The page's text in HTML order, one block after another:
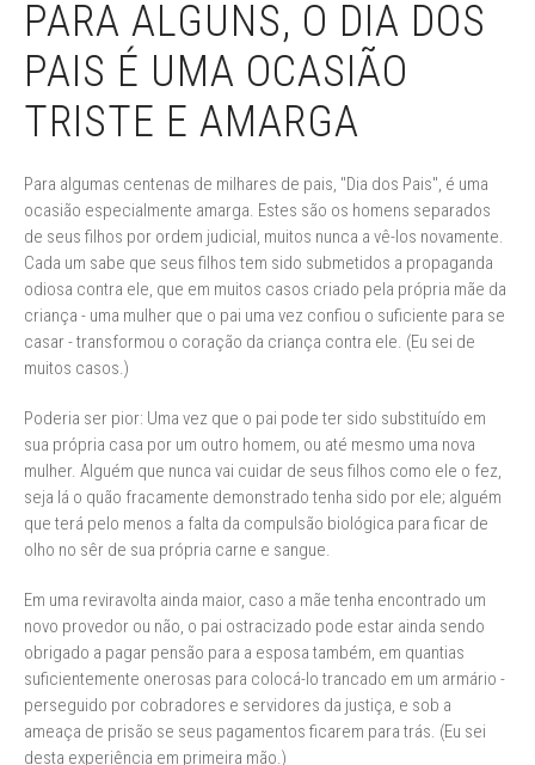
PARA ALGUNS, O DIA DOS
PAIS É UMA OCASIÃO
TRISTE E AMARGA
Para algumas centenas de milhares de pais, "Dia dos Pais", é uma
ocasião especialmente amarga. Estes são os homens separados
de seus filhos por ordem judicial, muitos nunca a vê-los novamente.
Cada um sabe que seus filhos tem sido submetidos a propaganda
odiosa contra ele, que em muitos casos criado pela própria mãe da
criança - uma mulher que o pai uma vez confiou o suficiente para se
casar - transformou o coração da criança contra ele. (Eu sei de
muitos casos.)
Poderia ser pior: Uma vez que o pai pode ter sido substituído em
sua própria casa por um outro homem, ou até mesmo uma nova
mulher. Alguém que nunca vai cuidar de seus filhos como ele o fez,
seja lá o quão fracamente demonstrado tenha sido por ele; alguém
que terá pelo menos a falta da compulsão biológica para ficar de
olho no sêr de sua própria carne e sangue.
Em uma reviravolta ainda maior, caso a mãe tenha encontrado um
novo provedor ou não, o pai ostracizado pode estar ainda sendo
obrigado a pagar pensão para a esposa também, em quantias
suficientemente onerosas para colocá-lo trancado em um armário -
perseguido por cobradores e servidores da justiça, e sob a
ameaça de prisão se seus pagamentos ficarem para trás. (Eu sei
desta experiência em primeira mão.)